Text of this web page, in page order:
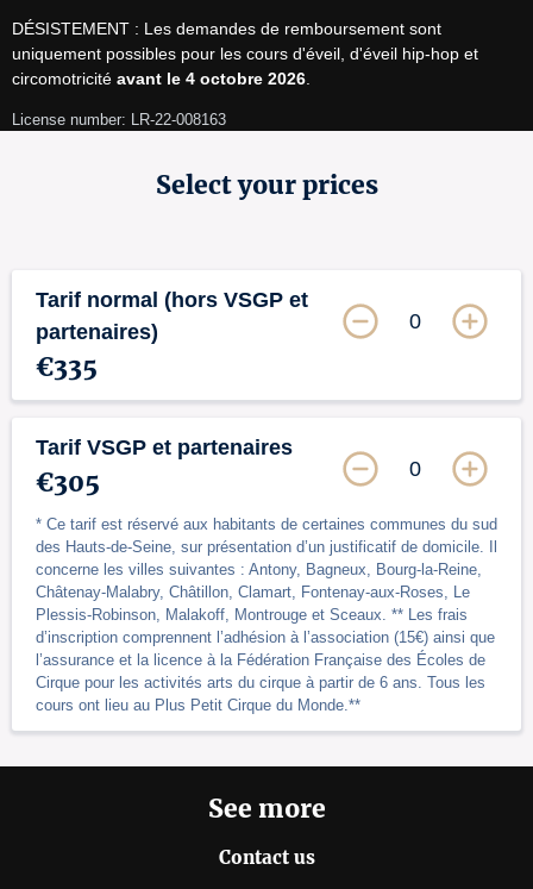
DÉSISTEMENT : Les demandes de remboursement sont
uniquement possibles pour les cours d'éveil, d'éveil hip-hop et
circomotricité avant le 4 octobre 2026
License number: LR-22-008163
Select your prices
Tarif normal (hors VSGP et
partenaires)
€335
0
Tarif VSGP et partenaires
€305
* Ce tarif est réservé aux habitants de certaines communes du sud
des Hauts-de-Seine, sur présentation d’un justificatif de domicile. Il
concerne les villes suivantes : Antony, Bagneux, Bourg-la-Reine,
Châtenay-Malabry, Châtillon, Clamart, Fontenay-aux-Roses, Le
Plessis-Robinson, Malakoff, Montrouge et Sceaux. ** Les frais
d’inscription comprennent l’adhésion à l’association (15€) ainsi que
l’assurance et la licence à la Fédération Française des Écoles de
Cirque pour les activités arts du cirque à partir de 6 ans. Tous les
cours ont lieu au Plus Petit Cirque du Monde.**
0
See more
Contact us